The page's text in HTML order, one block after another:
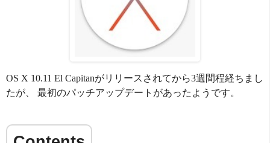
OS X 10.11 El Capitanがリリースされてから3週間程経ちまし
たが、 最初のパッチアップデートがあったようです。